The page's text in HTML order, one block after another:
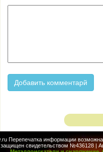
Перепечатка информации возможна
защищен свидетельством №436128 |